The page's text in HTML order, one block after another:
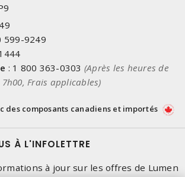
599-9249
: 1 800 363-0303 (Après les heures de
Frais applicables)
des composants canadiens et importés
À L'INFOLETTRE
à jour sur les offres de Lumen